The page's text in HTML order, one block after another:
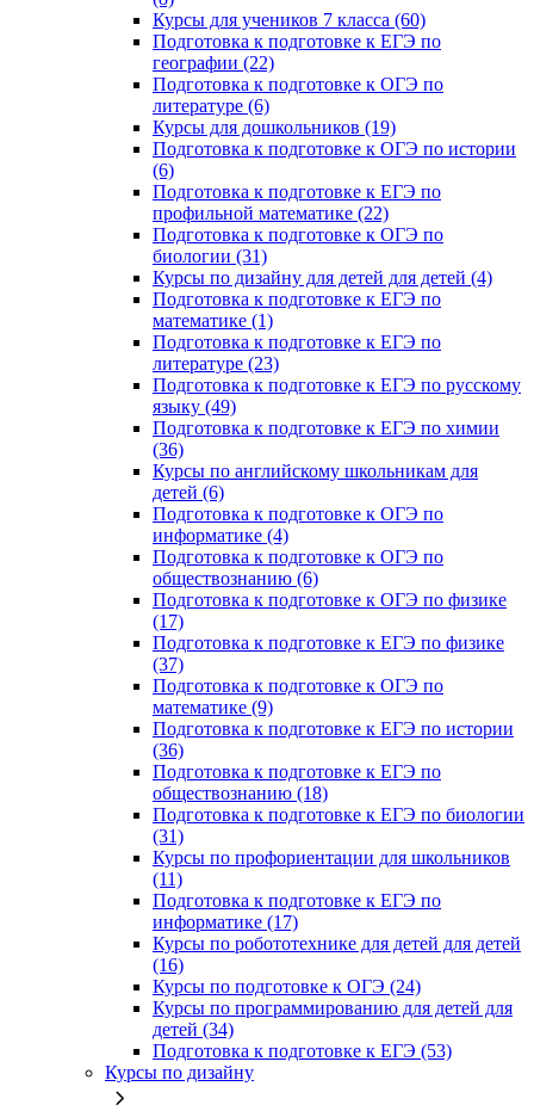
Курсы для учеников 7 класса (60)
Подготовка к подготовке к ЕГЭ по
географии (22)
Подготовка к подготовке к ОГЭ по
литературе (6)
Курсы для дошкольников (19)
Подготовка к подготовке к ОГЭ по истории
(6)
Подготовка к подготовке к ЕГЭ по
профильной математике (22)
Подготовка к подготовке к ОГЭ по
биологии (31)
Курсы по дизайну для детей для детей (4)
Подготовка к подготовке к ЕГЭ по
математике (1)
Подготовка к подготовке к ЕГЭ по
литературе (23)
Подготовка к подготовке к ЕГЭ по русскому
языку (49)
Подготовка к подготовке к ЕГЭ по химии
(36)
Курсы по английскому школьникам для
детей (6)
Подготовка к подготовке к ОГЭ по
информатике (4)
Подготовка к подготовке к ОГЭ по
обществознанию (6)
Подготовка к подготовке к ОГЭ по физике
(17)
Подготовка к подготовке к ЕГЭ по физике
(37)
Подготовка к подготовке к ОГЭ по
математике (9)
Подготовка к подготовке к ЕГЭ по истории
(36)
Подготовка к подготовке к ЕГЭ по
обществознанию (18)
Подготовка к подготовке к ЕГЭ по биологии
(31)
Курсы по профориентации для школьников
(11)
Подготовка к подготовке к ЕГЭ по
информатике (17)
Курсы по робототехнике для детей для детей
(16)
Курсы по подготовке к ОГЭ (24)
Курсы по программированию для детей для
детей (34)
Подготовка к подготовке к ЕГЭ (53)
Курсы по дизайну